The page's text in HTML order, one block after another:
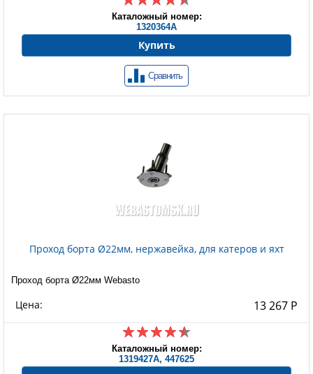
Каталожный номер:
1320364A
Купить
Сравнить
Проход борта Ø22мм, нержавейка, для катеров и яхт
Проход борта Ø22мм Webasto
Цена: 13 267 Р
Каталожный номер:
1319427A, 447625